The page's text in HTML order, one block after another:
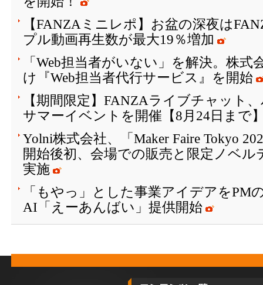
【FANZAミニレポ】お盆の深夜は
プル動画再生数が最大19％増加
「Web担当者がいない」を解決。株式
け『Web担当者代行サービス』を開始
【期間限定】FANZAライブチャット
サマーイベントを開催【8月24日まで
Yolni株式会社、「Maker Faire Tokyo
開始後初、会場での販売と限定ノベ
実施
「もやっ」とした事業アイデアをPM
AI「えーあんばい」提供開始